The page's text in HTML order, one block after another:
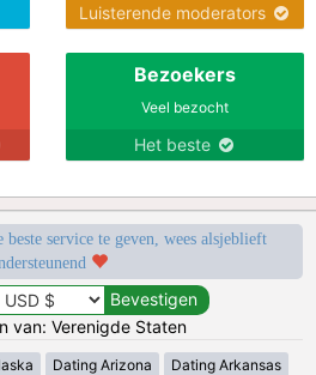
Luisterende moderators
Bezoekers
Veel bezocht
Het beste
service te geven, wees alsjeblieft
van: Verenigde Staten
Dating Arizona Dating Arkansas